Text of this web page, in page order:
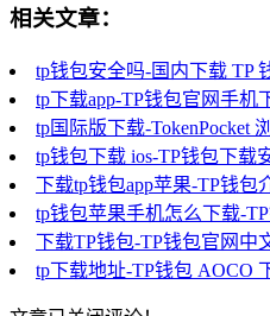
相关文章：
tp钱包安全吗-国内下载 TP
tp下载app-TP钱包官网手机
tp国际版下载-TokenPocket
tp钱包下载 ios-TP钱包下载
下载tp钱包app苹果-TP钱包
tp钱包苹果手机怎么下载-
下载TP钱包-TP钱包官网中
tp下载地址-TP钱包 AOCO